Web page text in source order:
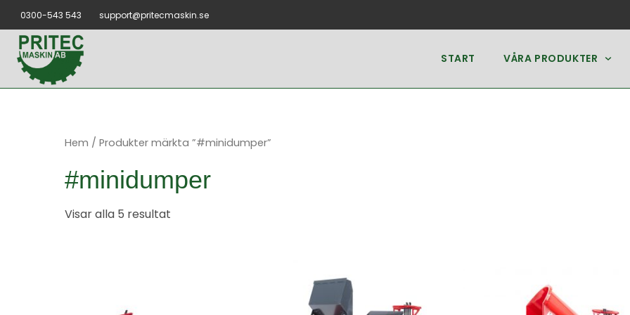
Hoppa
till
innehåll
0300-543 543 support@pritecmaskin.se
START VÅRA PRODUKTER
Hem / Produkter märkta ”#minidumper”
#minidumper
Visar alla 5 resultat